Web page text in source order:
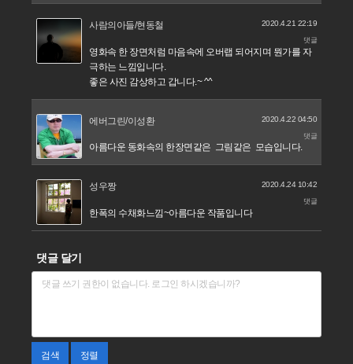
사람의아들/현동철 2020.4.21 22:19
댓글
영화속 한 장면처럼 마음속에 오버랩 되어지며 뭔가를 자
극하는 느낌입니다.
좋은 사진 감상하고 갑니다.~ ^^
에버그린/이성환 2020.4.22 04:50
댓글
아름다운 동화속의 한장면같은 그림같은 모습입니다.
성우짱 2020.4.24 10:42
댓글
한폭의 수채화느낌~아름다운 작품입니다
댓글 달기
검색 정렬